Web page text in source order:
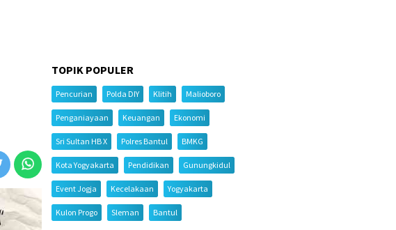
TOPIK POPULER
Pencurian Polda DIY Klitih Malioboro
Penganiayaan Keuangan Ekonomi
Sri Sultan HB X Polres Bantul BMKG
Kota Yogyakarta Pendidikan Gunungkidul
Event Jogja Kecelakaan Yogyakarta
Kulon Progo Sleman Bantul